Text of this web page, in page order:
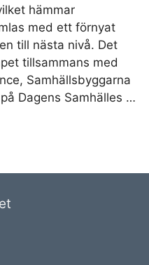
hämmar
med ett förnyat
till nästa nivå. Det
tillsammans med
Samhällsbyggarna
Dagens Samhälles …